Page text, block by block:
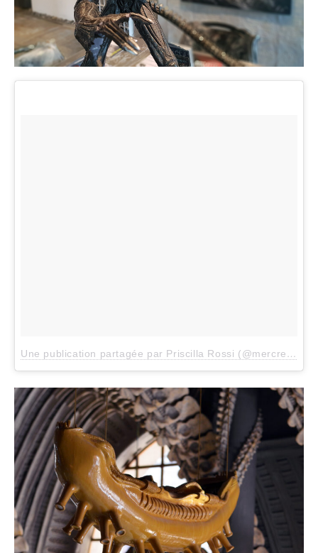
Une publication partagée par Priscilla Rossi (@mercredieblog)